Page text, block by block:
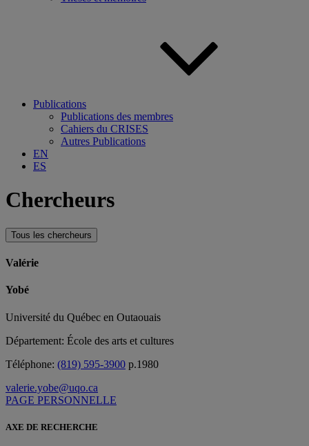
Publications
Publications des membres
Cahiers du CRISES
Autres Publications
EN
ES
Chercheurs
Tous les chercheurs
Valérie
Yobé
Université du Québec en Outaouais
Département: École des arts et cultures
Téléphone: (819) 595-3900 p.1980
valerie.yobe@uqo.ca
PAGE PERSONNELLE
AXE DE RECHERCHE